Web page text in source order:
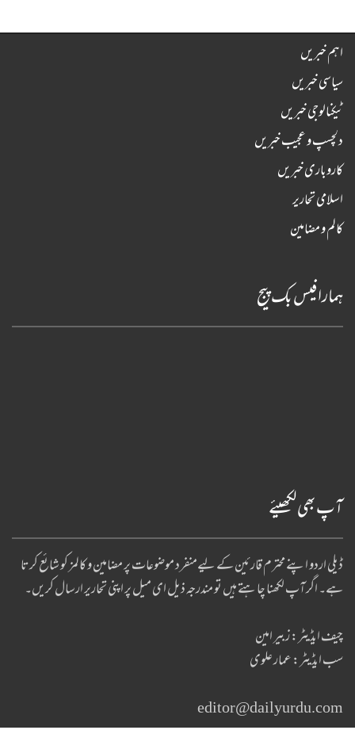
اہم خبریں
سیاسی خبریں
ٹیکنالوجی خبریں
دلچسپ و عجیب خبریں
کاروباری خبریں
اسلامی تحاریر
کالم و مضامین
ہمارا فیس بک پیج
آپ بھی لکھیئے
ڈیلی اردو اپنے محترم قارئین کے لیےمنفرد موضوعات پر مضامین و کالمز کو شائع کرتا
ہے۔ اگر آپ لکھنا چا ہتے ہیں تو مندرجہ ذیل ای میل پر اپنی تحاریر ارسال کریں۔
چیف ایڈیٹر: زبیر امین
سب ایڈیٹر: عمار علوی
editor@dailyurdu.com